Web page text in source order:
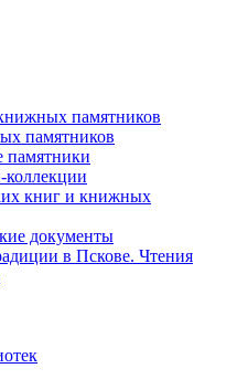
памятников
памятников
книг и книжных
документы
в Пскове. Чтения